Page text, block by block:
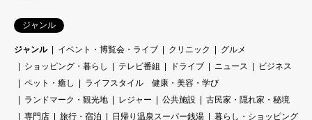
ジャンル
ジャンル イベント・博覧会・ライブ クリニック
グルメ
ショッピング・暮らし
テレビ番組 ドライブ ニュース
ビジネス
ペット・癒し
ライフスタイル 健康・美容・学び
ランドマーク・観光地
レジャー 公共施設
古民家・隠れ家・秘境
専門店
旅行・宿泊 日帰り温泉スーパー銭湯
暮らし・ショッピング